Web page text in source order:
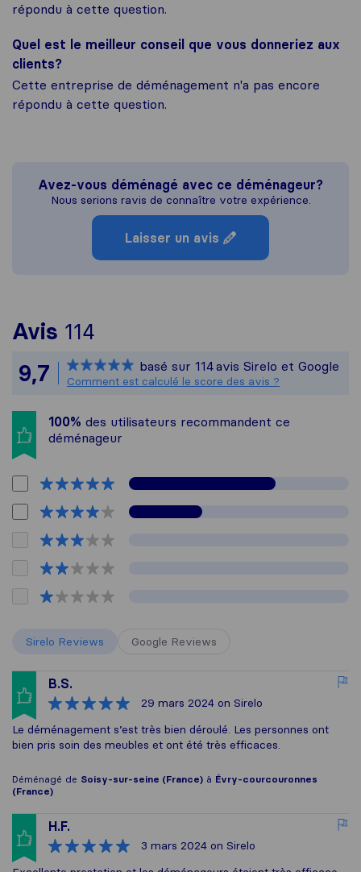
répondu à cette question.
Quel est le meilleur conseil que vous donneriez aux
clients?
Cette entreprise de déménagement n'a pas encore
répondu à cette question.
Avez-vous déménagé avec ce déménageur?
Nous serions ravis de connaître votre expérience.
Laisser un avis
Avis 114
Sirelo n'est pas
Tous les avis recueillis
9,7 basé sur 114avis Sirelo et Google
Comment est calculé le score des avis ?
100% des utilisateurs recommandent ce
déménageur
Sirelo Reviews Google Reviews
B.S.
29 mars 2024 on Sirelo
Le déménagement s’est très bien déroulé. Les personnes ont
bien pris soin des meubles et ont été très efficaces.
Déménagé de Soisy-sur-seine (France) à Évry-courcouronnes
(France)
H.F.
3 mars 2024 on Sirelo